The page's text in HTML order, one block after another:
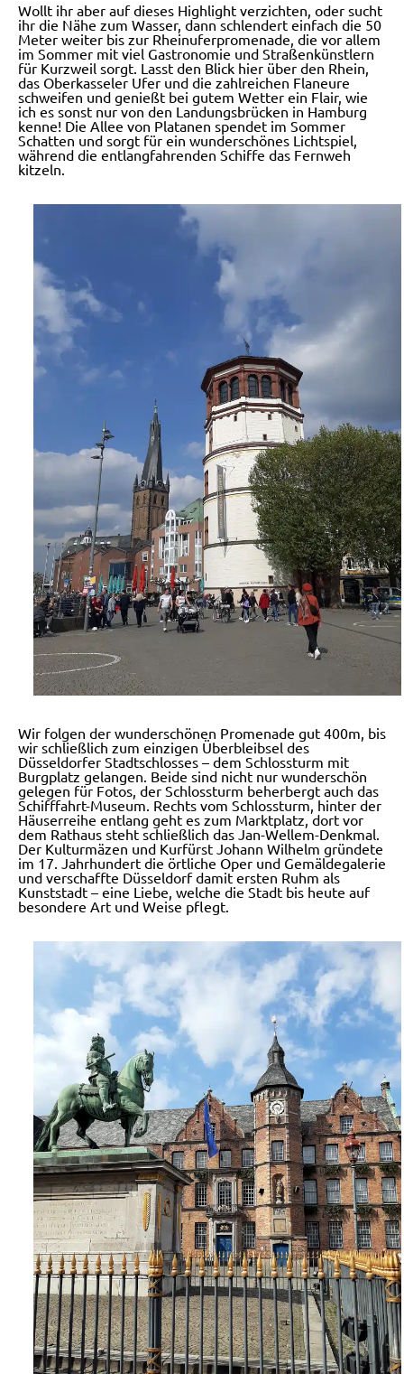
Wollt ihr aber auf dieses Highlight verzichten, oder sucht
ihr die Nähe zum Wasser, dann schlendert einfach die 50
Meter weiter bis zur Rheinuferpromenade, die vor allem
im Sommer mit viel Gastronomie und Straßenkünstlern
für Kurzweil sorgt. Lasst den Blick hier über den Rhein,
das Oberkasseler Ufer und die zahlreichen Flaneure
schweifen und genießt bei gutem Wetter ein Flair, wie
ich es sonst nur von den Landungsbrücken in Hamburg
kenne! Die Allee von Platanen spendet im Sommer
Schatten und sorgt für ein wunderschönes Lichtspiel,
während die entlangfahrenden Schiffe das Fernweh
kitzeln.
Wir folgen der wunderschönen Promenade gut 400m, bis
wir schließlich zum einzigen Überbleibsel des
Düsseldorfer Stadtschlosses – dem Schlossturm mit
Burgplatz gelangen. Beide sind nicht nur wunderschön
gelegen für Fotos, der Schlossturm beherbergt auch das
Schifffahrt-Museum. Rechts vom Schlossturm, hinter der
Häuserreihe entlang geht es zum Marktplatz, dort vor
dem Rathaus steht schließlich das Jan-Wellem-Denkmal.
Der Kulturmäzen und Kurfürst Johann Wilhelm gründete
im 17. Jahrhundert die örtliche Oper und Gemäldegalerie
und verschaffte Düsseldorf damit ersten Ruhm als
Kunststadt – eine Liebe, welche die Stadt bis heute auf
besondere Art und Weise pflegt.